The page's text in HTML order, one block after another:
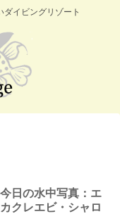
イビングリゾート
日の水中写真：エ
クレエビ・シャロ